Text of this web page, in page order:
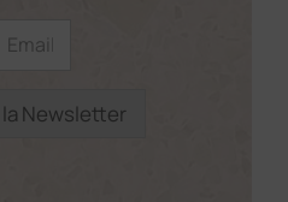
la Newsletter